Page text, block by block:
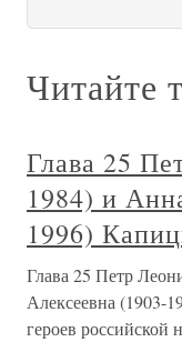
Читайте
Глава 25
1984) и
1996)
Глава 25 Петр
Алексеевна (1903-
героев российской